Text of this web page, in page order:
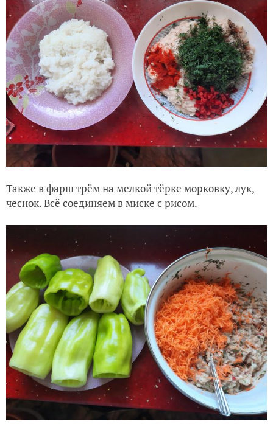
Также в фарш трём на мелкой тёрке морковку, лук,
чеснок. Всё соединяем в миске с рисом.